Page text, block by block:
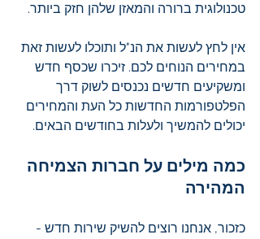
טכנולוגית ברורה והמאזן שלהן חזק ביותר.
אין לחץ לעשות את הנ"ל ותוכלו לעשות זאת
במחירים הנוחים לכם. זיכרו שכסף חדש
ומשקיעים חדשים נכנסים לשוק דרך
הפלטפורמות החדשות כל העת והמחירים
יכולים להמשיך ולעלות בחודשים הבאים.
כמה מילים על חברות הצמיחה
המהירה
כזכור, אנחנו רוצים להשיק שירות חדש -